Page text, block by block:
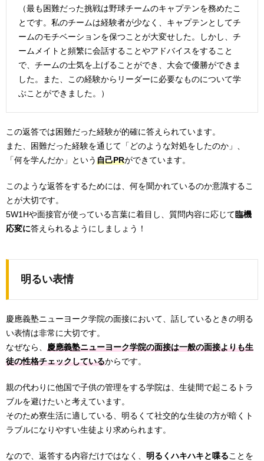
（最も困難だった挑戦は野球チームのキャプテンを務めたこ
とです。私のチームは経験者が少なく、キャプテンとしてチ
ームのモチベーションを保つことが大変せした。しかし、チ
ームメイトと頻繁に会話することやアドバイスをすること
で、チームの士気を上げることができ、大会で優勝ができま
した。また、この経験からリーダーに必要なものについて学
ぶことができました。）
この返答では困難だった経験が的確に答えられています。
また、困難だった経験を通じて「どのような対処をしたのか」、
「何を学んだか」という自己PRができています。
このような返答をするためには、何を聞かれているのか意識するこ
とが大切です。
5W1Hや面接官が使っている言葉に着目し、質問内容に応じて臨機
応変に答えられるようにしましょう！
明るい表情
慶應義塾ニューヨーク学院の面接において、話しているときの明る
い表情は非常に大切です。
なぜなら、 慶應義塾ニューヨーク学院の面接は一般の面接よりも生
徒の性格チェックしているからです。
親の代わりに他国で子供の管理をする学院は、生徒間で起こるトラ
ブルを避けたいと考えています。
そのため寮生活に適している、明るくて社交的な生徒の方が暗くト
ラブルになりやすい生徒より求められます。
なので、返答する内容だけではなく、 明るくハキハキと喋ることを